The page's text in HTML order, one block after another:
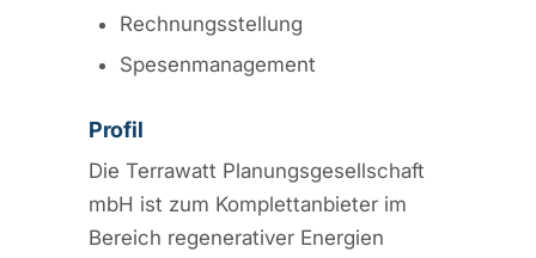
Rechnungsstellung
Spesenmanagement
Profil
Die Terrawatt Planungsgesellschaft
mbH ist zum Komplettanbieter im
Bereich regenerativer Energien